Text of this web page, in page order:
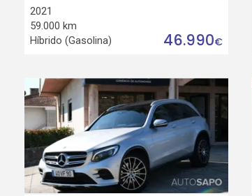
2021
59.000 km
Híbrido (Gasolina)
46.990€